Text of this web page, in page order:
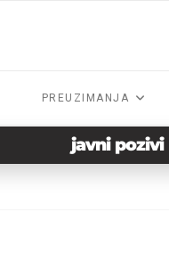
PREUZIMANJA
javni pozivi